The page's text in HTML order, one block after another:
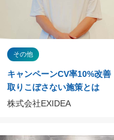
その他
キャンペーンCV率10%改
取りこぼさない施策とは
株式会社EXIDEA